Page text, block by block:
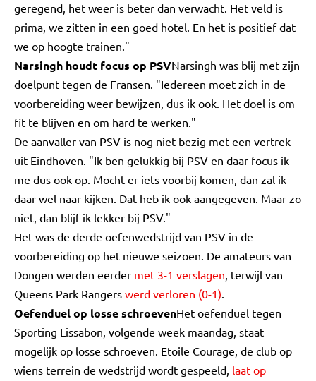
geregend, het weer is beter dan verwacht. Het veld is
prima, we zitten in een goed hotel. En het is positief dat
we op hoogte trainen."
Narsingh houdt focus op PSVNarsingh was blij met zijn
doelpunt tegen de Fransen. "Iedereen moet zich in de
voorbereiding weer bewijzen, dus ik ook. Het doel is om
fit te blijven en om hard te werken."
De aanvaller van PSV is nog niet bezig met een vertrek
uit Eindhoven. "Ik ben gelukkig bij PSV en daar focus ik
me dus ook op. Mocht er iets voorbij komen, dan zal ik
daar wel naar kijken. Dat heb ik ook aangegeven. Maar zo
niet, dan blijf ik lekker bij PSV."
Het was de derde oefenwedstrijd van PSV in de
voorbereiding op het nieuwe seizoen. De amateurs van
Dongen werden eerder met 3-1 verslagen, terwijl van
Queens Park Rangers werd verloren (0-1).
Oefenduel op losse schroevenHet oefenduel tegen
Sporting Lissabon, volgende week maandag, staat
mogelijk op losse schroeven. Etoile Courage, de club op
wiens terrein de wedstrijd wordt gespeeld, laat op